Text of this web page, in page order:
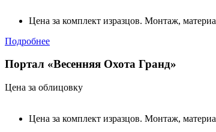
Цена за комплект изразцов. Монтаж,
Подробнее
Портал «Весенняя Охота Гранд»
Цена за облицовку
Цена за комплект изразцов. Монтаж,